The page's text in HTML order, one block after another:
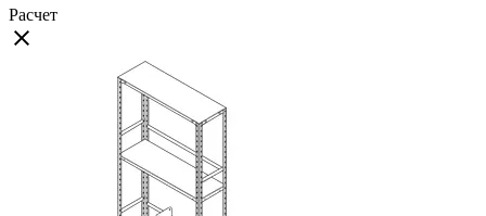
Расчет